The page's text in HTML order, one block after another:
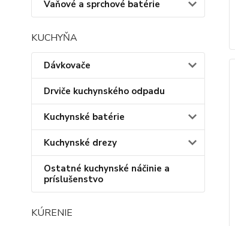
Vaňové a sprchové batérie
KUCHYŇA
Dávkovače
Drviče kuchynského odpadu
Kuchynské batérie
Kuchynské drezy
Ostatné kuchynské náčinie a
príslušenstvo
KÚRENIE